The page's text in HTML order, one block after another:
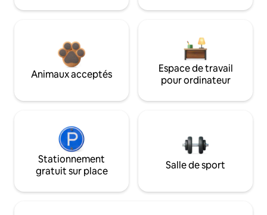
Animaux acceptés
Espace de travail
pour ordinateur
Stationnement
gratuit sur place
Salle de sport